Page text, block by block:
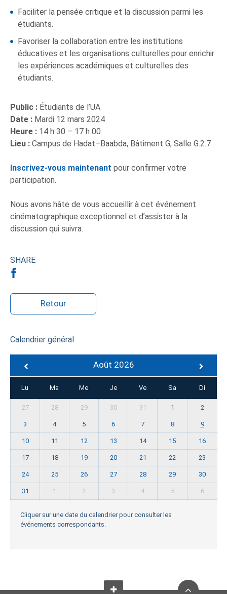
Faciliter la pensée critique et la discussion parmi les
étudiants.
Favoriser la collaboration entre les institutions
éducatives et les organisations culturelles pour enrichir
les expériences académiques et culturelles des
étudiants.
Public : Étudiants de l’UA
Date : Mardi 12 mars 2024
Heure : 14 h 30 – 17 h 00
Lieu : Campus de Hadat–Baabda, Bâtiment G, Salle G.2.7
Inscrivez-vous maintenant pour confirmer votre
participation.
Nous avons hâte de vous accueillir à cet événement
cinématographique exceptionnel et d’assister à la
discussion qui suivra.
SHARE
Retour
Calendrier général
Août 2026
Lu Ma Me Je Ve Sa Di
27 28 29 30 31 1 2
3 4 5 6 7 8 9
10 11 12 13 14 15 16
17 18 19 20 21 22 23
24 25 26 27 28 29 30
31 1 2 3 4 5 6
Cliquer sur une date du calendrier pour consulter les
événements correspondants.